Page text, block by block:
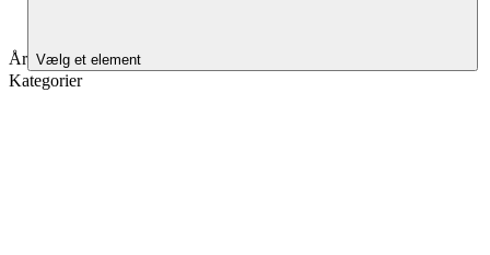
År Vælg et element
Kategorier